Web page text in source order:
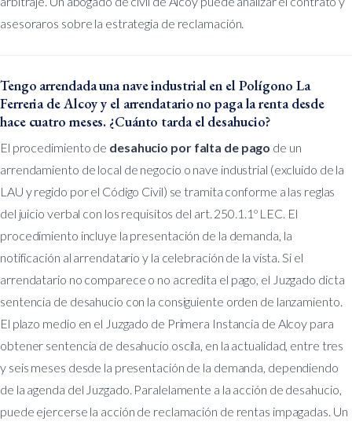
asesoraros sobre la estrategia de reclamación.
Tengo arrendada una nave industrial en el Polígono La
Ferreria de Alcoy y el arrendatario no paga la renta desde
hace cuatro meses. ¿Cuánto tarda el desahucio?
El procedimiento de desahucio por falta de pago de un
arrendamiento de local de negocio o nave industrial (excluido de la
LAU y regido por el Código Civil) se tramita conforme a las reglas
del juicio verbal con los requisitos del art. 250.1.1º LEC. El
procedimiento incluye la presentación de la demanda, la
notificación al arrendatario y la celebración de la vista. Si el
arrendatario no comparece o no acredita el pago, el Juzgado dicta
sentencia de desahucio con la consiguiente orden de lanzamiento.
El plazo medio en el Juzgado de Primera Instancia de Alcoy para
obtener sentencia de desahucio oscila, en la actualidad, entre tres
y seis meses desde la presentación de la demanda, dependiendo
de la agenda del Juzgado. Paralelamente a la acción de desahucio,
puede ejercerse la acción de reclamación de rentas impagadas. Un